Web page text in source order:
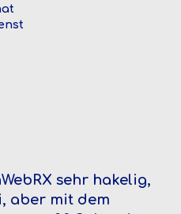
sehr hakelig,
aber mit dem